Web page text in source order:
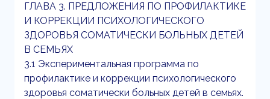
ГЛАВА 3. ПРЕДЛОЖЕНИЯ ПО ПРОФИЛАКТИКЕ
И КОРРЕКЦИИ ПСИХОЛОГИЧЕСКОГО
ЗДОРОВЬЯ СОМАТИЧЕСКИ БОЛЬНЫХ ДЕТЕЙ
В СЕМЬЯХ
3.1 Экспериментальная программа по
профилактике и коррекции психологического
здоровья соматически больных детей в семьях.